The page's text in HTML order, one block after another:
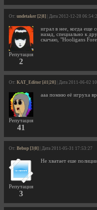
От: undetaker [2|8] | Дата 2012-12-28
Репутация
2
играл в нее, когда еще
назад, специально к
скачаю, "Hooligans
От: KAT_Editor [41|20] | Дата 2011-06-02
Репутация
41
ааа помню её игруха
От: Bebop [3|0] | Дата 2011-05-31 17:53:27
Репутация
3
Не хватает еше